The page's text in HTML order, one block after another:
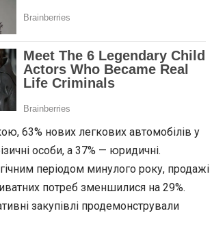
63% нових легкових автомобілів у
особи, а 37% — юридичні.
періодом минулого року, продажі
потреб зменшилися на 29%.
закупівлі продемонстрували